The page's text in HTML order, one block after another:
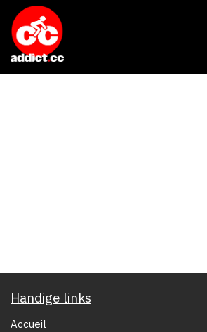
Overslaan naar inhoud
Handige links
Accueil